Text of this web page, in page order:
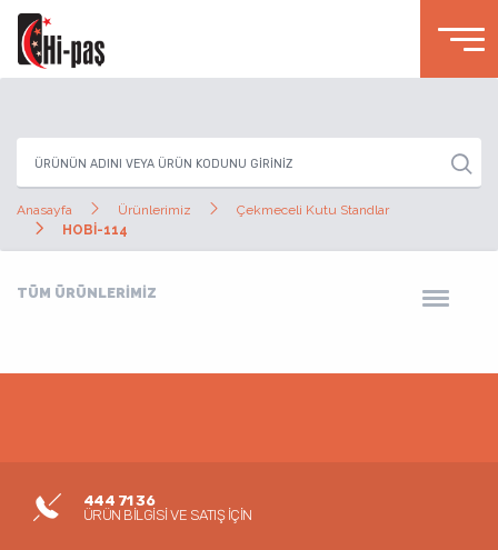
Anasayfa Ürünlerimiz
Çekmeceli Kutu Standlar
HOBİ-114
TÜM ÜRÜNLERİMİZ
444 71 36
ÜRÜN BİLGİSİ VE SATIŞ İÇİN